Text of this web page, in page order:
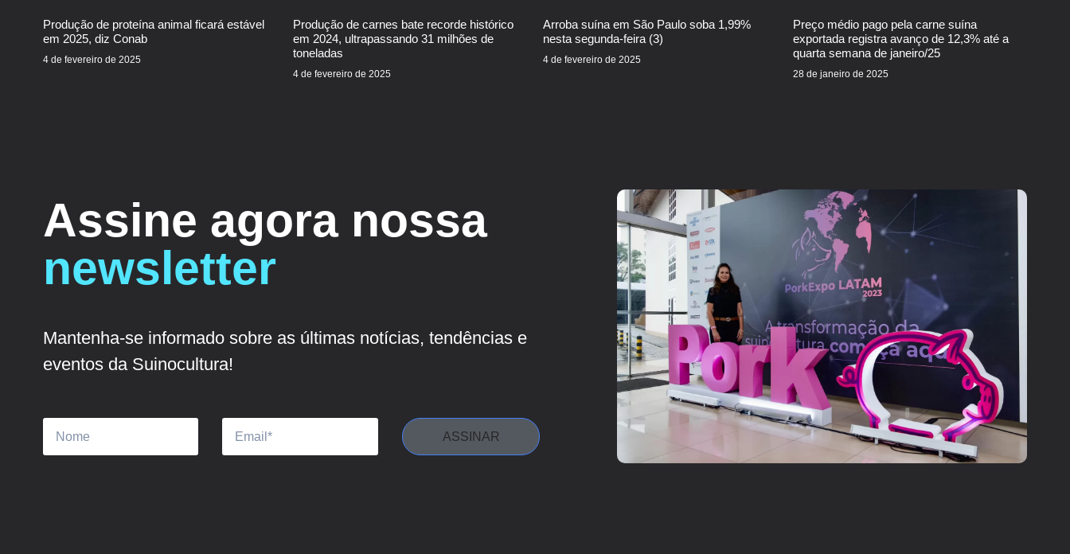
Produção de proteína animal ficará estável
em 2025, diz Conab
4 de fevereiro de 2025
Produção de carnes bate recorde histórico
em 2024, ultrapassando 31 milhões de
toneladas
4 de fevereiro de 2025
Arroba suína em São Paulo soba 1,99%
nesta segunda-feira (3)
4 de fevereiro de 2025
Preço médio pago pela carne suína
exportada registra avanço de 12,3% até a
quarta semana de janeiro/25
28 de janeiro de 2025
Assine agora nossa
newsletter
Mantenha-se informado sobre as últimas notícias, tendências e
eventos da Suinocultura!
ASSINAR